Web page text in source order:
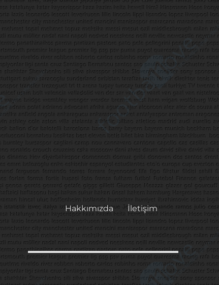
Hakkımızda İletişim